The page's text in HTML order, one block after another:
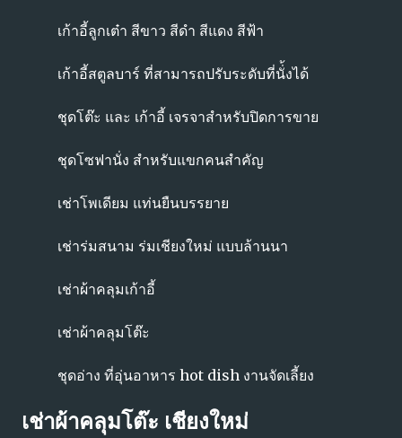
เก้าอี้ลูกเต๋า สีขาว สีดำ สีแดง สีฟ้า
เก้าอี้สตูลบาร์ ที่สามารถปรับระดับที่นั่้งได้
ชุดโต๊ะ และ เก้าอี้ เจรจาสำหรับปิดการขาย
ชุดโซฟานั่ง สำหรับแขกคนสำคัญ
เช่าโพเดียม แท่นยืนบรรยาย
เช่าร่มสนาม ร่มเชียงใหม่ แบบล้านนา
เช่าผ้าคลุมเก้าอี้
เช่าผ้าคลุมโต๊ะ
ชุดอ่าง ที่อุ่นอาหาร hot dish งานจัดเลี้ยง
เช่าผ้าคลุมโต๊ะ เชียงใหม่